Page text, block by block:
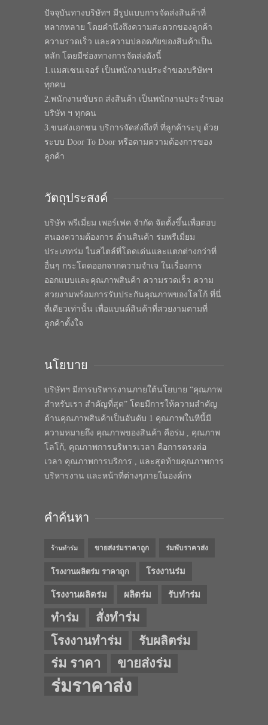
ปัจจุบันทางบริษัทฯ มีรูปแบบการจัดส่งสินค้าที่
หลากหลาย โดยคำนึงถึงความสะดวกของลูกค้า
ความรวดเร็ว และความปลอดภัยของสินค้าเป็น
หลัก โดยมีช่องทางการจัดส่งดังนี้
1.แมสเซนเจอร์ เป็นพนักงานประจำของบริษัทฯ
ทุกคน
2.พนักงานขับรถ ส่งสินค้า เป็นพนักงานประจำของ
บริษัท ฯ ทุกคน
3.ขนส่งเอกชน บริการจัดส่งถึงที่ ที่ลูกค้าระบุ ด้วย
ระบบ Door To Door หรือตามความต้องการของ
ลูกค้า
วัตถุประสงค์
บริษัท พรีเมี่ยม เพอร์เฟค จำกัด จัดตั้งขึ้นเพื่อตอบ
สนองความต้องการ ด้านสินค้า ร่มพรีเมี่ยม
ประเภทร่ม ในสไตล์ที่โดดเด่นและแตกต่างกว่าที่
อื่นๆ กระโดดออกจากความจำเจ ในเรื่องการ
ออกแบบและคุณภาพสินค้า ความรวดเร็ว ความ
สวยงามพร้อมการรับประกันคุณภาพของโลโก้ ที่นี่
ที่เดียวเท่านั้น เพื่อแบนด์สินค้าที่สวยงามตามที่
ลูกค้าตั้งใจ
นโยบาย
บริษัทฯ มีการบริหารงานภายใต้นโยบาย “คุณภาพ
สำหรับเรา สำคัญที่สุด” โดยมีการให้ความสำคัญ
ด้านคุณภาพสินค้าเป็นอันดับ 1 คุณภาพในทีนี้มี
ความหมายถึง คุณภาพของสินค้า คือร่ม , คุณภาพ
โลโก้, คุณภาพการบริหารเวลา คือการตรงต่อ
เวลา คุณภาพการบริการ , และสุดท้ายคุณภาพการ
บริหารงาน และหน้าที่ต่างๆภายในองค์กร
คำค้นหา
ร้านทำร่ม ขายส่งร่มราคาถูก ร่มพับราคาส่ง
โรงงานผลิตร่ม ราคาถูก โรงงานร่ม
โรงงานผลิตร่ม ผลิตร่ม รับทำร่ม
ทำร่ม
สั่งทำร่ม
โรงงานทำร่ม
รับผลิตร่ม
ร่ม ราคา ขายส่งร่ม
ร่มราคาส่ง